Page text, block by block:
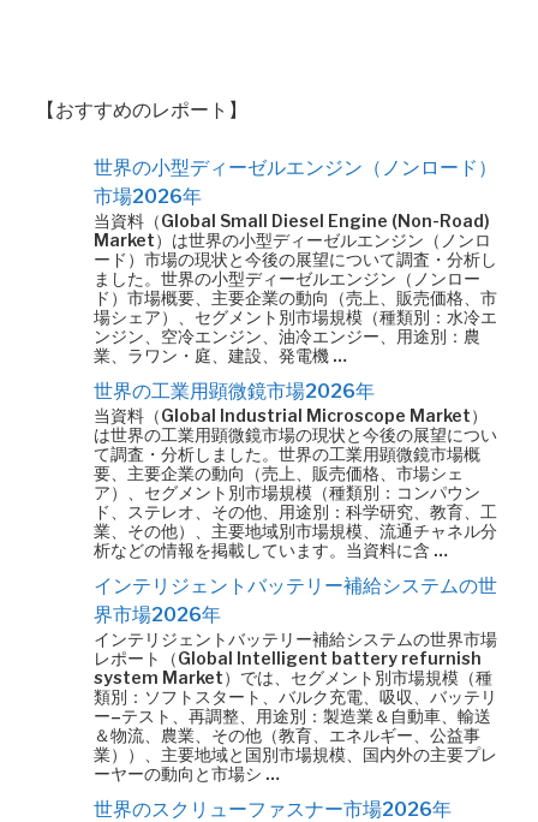
【おすすめのレポート】
世界の小型ディーゼルエンジン（ノンロード）
市場2026年
当資料（Global Small Diesel Engine (Non-Road)
Market）は世界の小型ディーゼルエンジン（ノンロ
ード）市場の現状と今後の展望について調査・分析し
ました。世界の小型ディーゼルエンジン（ノンロー
ド）市場概要、主要企業の動向（売上、販売価格、市
場シェア）、セグメント別市場規模（種類別：水冷エ
ンジン、空冷エンジン、油冷エンジー、用途別：農
業、ラワン・庭、建設、発電機 …
世界の工業用顕微鏡市場2026年
当資料（Global Industrial Microscope Market）
は世界の工業用顕微鏡市場の現状と今後の展望につい
て調査・分析しました。世界の工業用顕微鏡市場概
要、主要企業の動向（売上、販売価格、市場シェ
ア）、セグメント別市場規模（種類別：コンパウン
ド、ステレオ、その他、用途別：科学研究、教育、工
業、その他）、主要地域別市場規模、流通チャネル分
析などの情報を掲載しています。当資料に含 …
インテリジェントバッテリー補給システムの世
界市場2026年
インテリジェントバッテリー補給システムの世界市場
レポート（Global Intelligent battery refurnish
system Market）では、セグメント別市場規模（種
類別：ソフトスタート、バルク充電、吸収、バッテリ
ー–テスト、再調整、用途別：製造業＆自動車、輸送
＆物流、農業、その他（教育、エネルギー、公益事
業））、主要地域と国別市場規模、国内外の主要プレ
ーヤーの動向と市場シ …
世界のスクリューファスナー市場2026年